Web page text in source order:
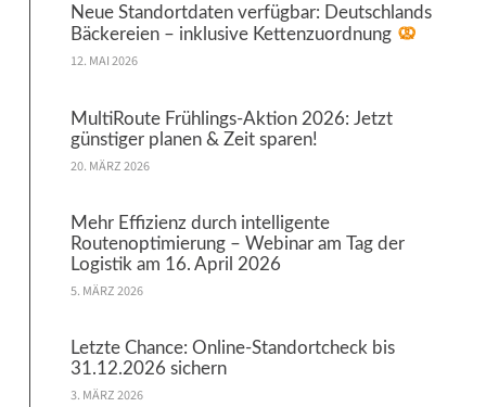
Neue Standortdaten verfügbar: Deutschlands
Bäckereien – inklusive Kettenzuordnung
12. MAI 2026
MultiRoute Frühlings-Aktion 2026: Jetzt
günstiger planen & Zeit sparen!
20. MÄRZ 2026
Mehr Effizienz durch intelligente
Routenoptimierung – Webinar am Tag der
Logistik am 16. April 2026
5. MÄRZ 2026
Letzte Chance: Online-Standortcheck bis
31.12.2026 sichern
3. MÄRZ 2026